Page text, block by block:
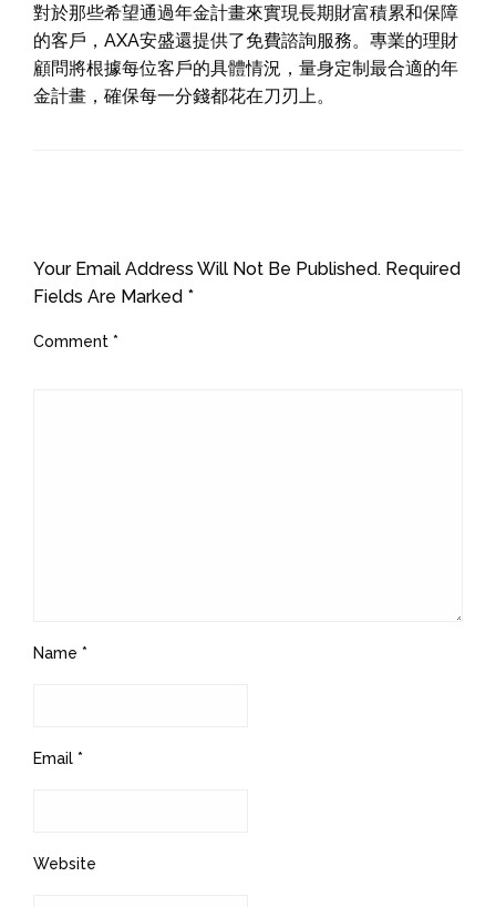
對於那些希望通過年金計畫來實現長期財富積累和保障
的客戶，AXA安盛還提供了免費諮詢服務。專業的理財
顧問將根據每位客戶的具體情況，量身定制最合適的年
金計畫，確保每一分錢都花在刀刃上。
Your Email Address Will Not Be Published. Required
Fields Are Marked *
Comment *
Name *
Email *
Website